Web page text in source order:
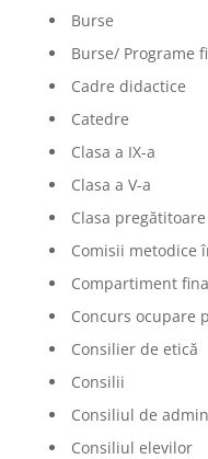
Burse
Burse/ Programe
Cadre didactice
Catedre
Clasa a IX-a
Clasa a V-a
Clasa pregătitoare
Comisii metodice
Compartiment
Concurs ocupare
Consilier de etică
Consilii
Consiliul de
Consiliul elevilor